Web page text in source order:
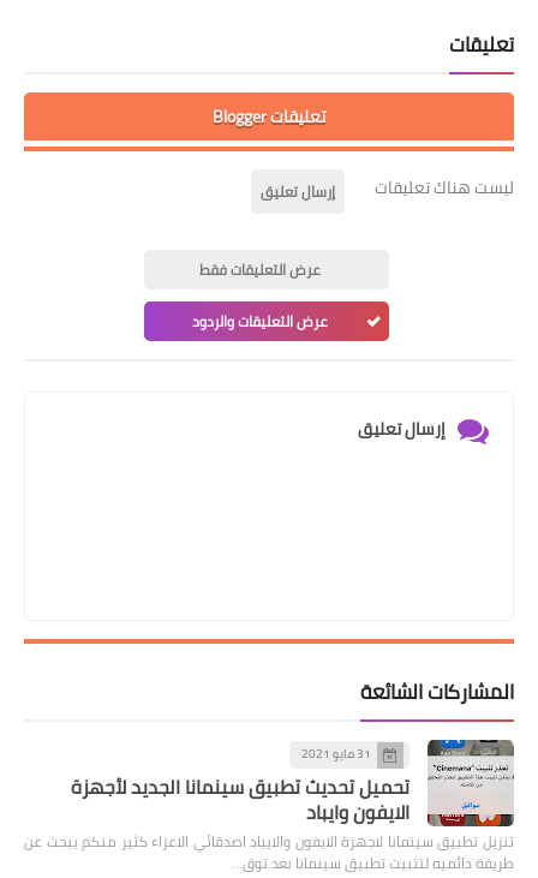
تعليقات
تعليقات Blogger
ليست هناك تعليقات إرسال تعليق
عرض التعليقات فقط
عرض التعليقات والردود
إرسال تعليق
المشاركات الشائعة
31 مايو 2021
تحميل تحديث تطبيق سينمانا الجديد لأجهزة
الايفون وايباد
تنزيل تطبيق سينمانا لاجهزة الايفون والايباد اصدقائي الاعزاء كثير منكم يبحث عن
طريقة دائميه لتثبيت تطبيق سينمانا بعد توق…